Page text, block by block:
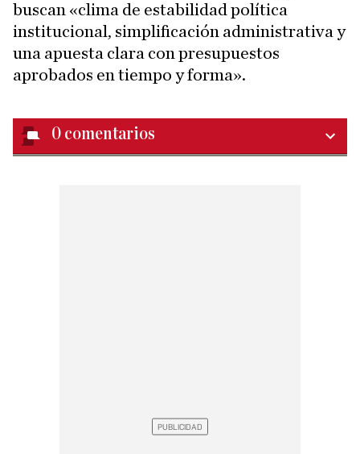
buscan «clima de estabilidad política
institucional, simplificación administrativa y
una apuesta clara con presupuestos
aprobados en tiempo y forma».
0 comentarios